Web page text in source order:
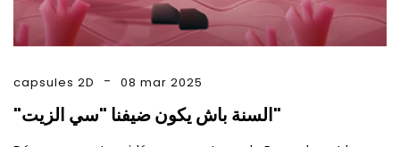
capsules 2D 08 mar 2025
"السنة باش يكون ضيفنا "سي الزيت"